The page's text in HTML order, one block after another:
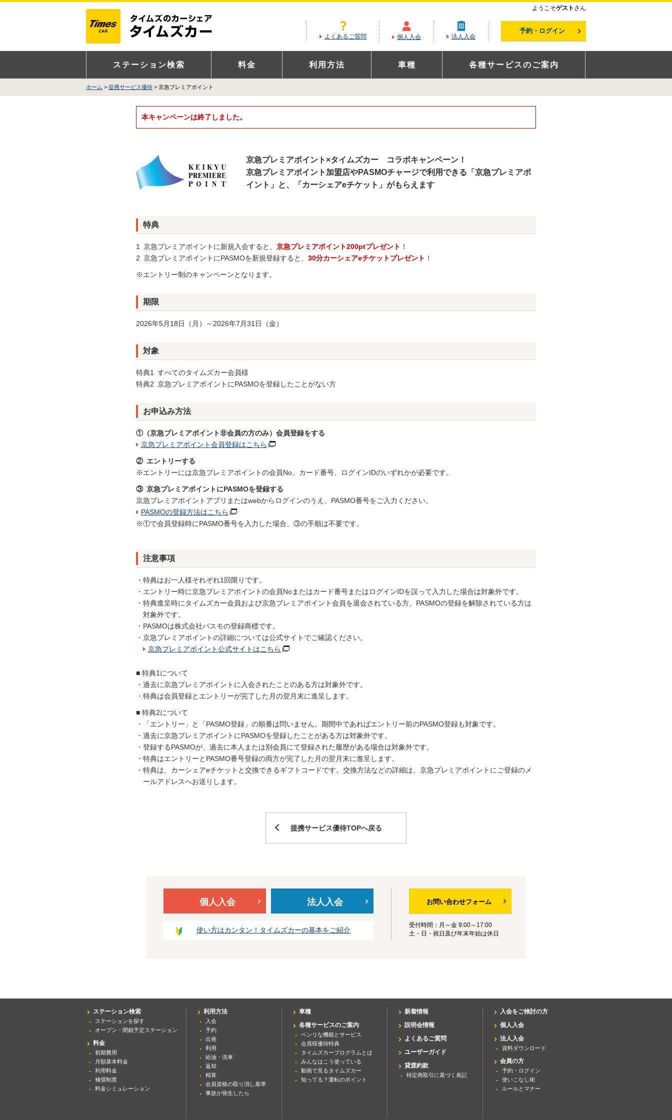
ようこそゲスト さん
よくあるご質問 個人入会 法人入会
予約・ログイン
ステーション検索 料金 利用方法 車種 各種サービスのご案内
ホーム 提携サービス優待 京急プレミアポイント
本キャンペーンは終了しました。
京急プレミアポイント×タイムズカー コラボキャンペーン！
京急プレミアポイント加盟店やPASMOチャージで利用できる「京急プレミアポ
イント」と、「カーシェアeチケット」がもらえます
特典
1 京急プレミアポイントに新規入会すると、 京急プレミアポイント200ptプレゼント ！
2 京急プレミアポイントにPASMOを新規登録すると、 30分カーシェアeチケットプレゼント ！
※エントリー制のキャンペーンとなります。
期限
2026年5月18日（月）～2026年7月31日（金）
対象
特典1 すべてのタイムズカー会員様
特典2 京急プレミアポイントにPASMOを登録したことがない方
お申込み方法
①（京急プレミアポイント非会員の方のみ）会員登録をする
京急プレミアポイント会員登録はこちら
② エントリーする
※エントリーには京急プレミアポイントの会員No、カード番号、ログインIDのいずれかが必要です。
③ 京急プレミアポイントにPASMOを登録する
京急プレミアポイントアプリまたはwebからログインのうえ、PASMO番号をご入力ください。
PASMOの登録方法はこちら
※①で会員登録時にPASMO番号を入力した場合、③の手順は不要です。
注意事項
特典はお一人様それぞれ1回限りです。
エントリー時に京急プレミアポイントの会員Noまたはカード番号またはログインIDを誤って入力した場合は対象外です。
特典進呈時にタイムズカー会員および京急プレミアポイント会員を退会されている方、PASMOの登録を解除されている方は
対象外です。
PASMOは株式会社パスモの登録商標です。
京急プレミアポイントの詳細については公式サイトでご確認ください。
京急プレミアポイント公式サイトはこちら
特典1について
過去に京急プレミアポイントに入会されたことのある方は対象外です。
特典は会員登録とエントリーが完了した月の翌月末に進呈します。
特典2について
「エントリー」と「PASMO登録」の順番は問いません。期間中であればエントリー前のPASMO登録も対象です。
過去に京急プレミアポイントにPASMOを登録したことがある方は対象外です。
登録するPASMOが、過去に本人または別会員にて登録された履歴がある場合は対象外です。
特典はエントリーとPASMO番号登録の両方が完了した月の翌月末に進呈します。
特典は、カーシェアeチケットと交換できるギフトコードです。交換方法などの詳細は、京急プレミアポイントにご登録のメ
ールアドレスへお送りします。
提携サービス優待TOPへ戻る
個人入会 法人入会
使い方はカンタン！タイムズカーの基本をご紹介
お問い合わせフォーム
受付時間：月～金 9:00～17:00
土・日・祝日及び年末年始は休日
ステーション検索
ステーションを探す
オープン・閉鎖予定ステーション
料金
初期費用
月額基本料金
利用料金
補償制度
料金シミュレーション
利用方法
入会
予約
出発
利用
給油・洗車
返却
精算
会員資格の取り消し基準
事故が発生したら
車種
各種サービスのご案内
ベンリな機能とサービス
会員様優待特典
タイムズカープログラムとは
みんなはこう使っている
動画で見るタイムズカー
知ってる？運転のポイント
新着情報
説明会情報
よくあるご質問
ユーザーガイド
貸渡約款
特定商取引に基づく表記
入会をご検討の方
個人入会
法人入会
資料ダウンロード
会員の方
予約・ログイン
使いこなし術
ルールとマナー